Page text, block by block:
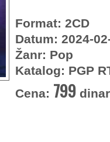
Format: 2CD
Datum: 2024-
Žanr: Pop
Katalog: PGP
Cena: 799